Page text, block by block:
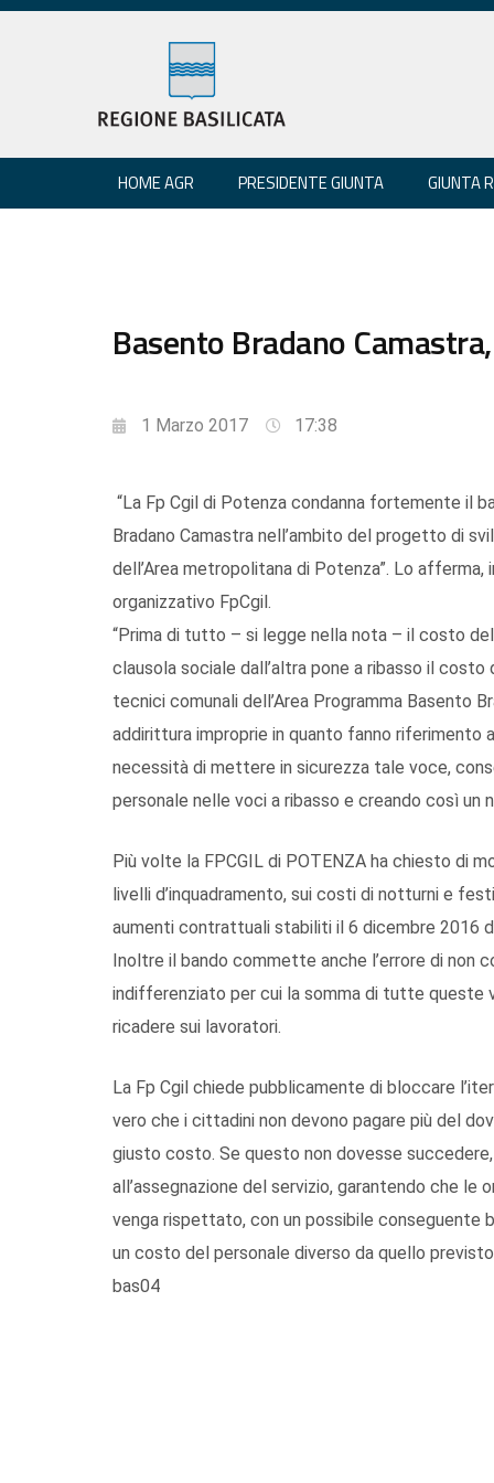
HOME AGR PRESIDENTE GIUNTA GIUNTA
Basento Bradano
1 Marzo 2017 17:38
“La Fp Cgil di Potenza condanna fortemente il
Bradano Camastra nell’ambito del progetto di
dell’Area metropolitana di Potenza”. Lo
organizzativo FpCgil.
“Prima di tutto – si legge nella nota – il costo
clausola sociale dall’altra pone a ribasso il
tecnici comunali dell’Area Programma Basento
addirittura improprie in quanto fanno
necessità di mettere in sicurezza tale voce,
personale nelle voci a ribasso e creando così un
Più volte la FPCGIL di POTENZA ha chiesto di
livelli d’inquadramento, sui costi di notturni e
aumenti contrattuali stabiliti il 6 dicembre 2016
Inoltre il bando commette anche l’errore di non
indifferenziato per cui la somma di tutte queste
ricadere sui lavoratori.
La Fp Cgil chiede pubblicamente di bloccare
vero che i cittadini non devono pagare più del
giusto costo. Se questo non dovesse
all’assegnazione del servizio, garantendo che
venga rispettato, con un possibile conseguente
un costo del personale diverso da quello
bas04